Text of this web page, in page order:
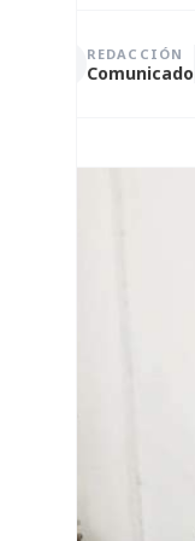
REDACCIÓN
Comunicado